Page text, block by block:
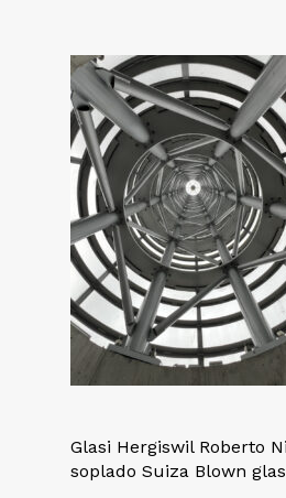
Glasi Hergiswil Roberto
soplado Suiza Blown